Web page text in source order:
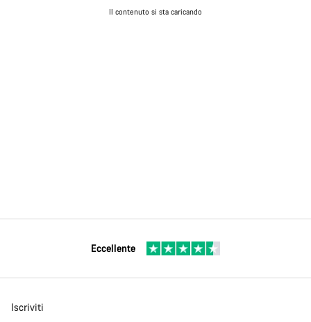
Il contenuto si sta caricando
Eccellente
Iscriviti